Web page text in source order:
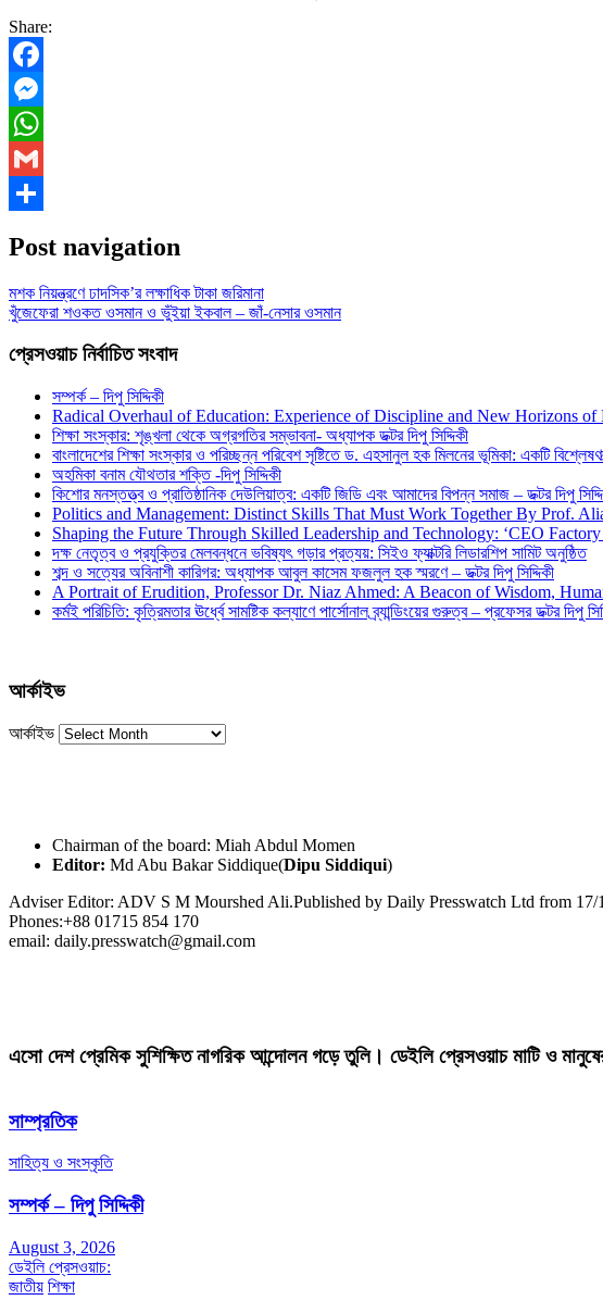
Share:
Facebook
Messenger
WhatsApp
Gmail
Post navigation
মশক নিয়ন্ত্রণে ঢাদসিক’র লক্ষাধিক টাকা জরিমানা
খুঁজেফেরা শওকত ওসমান ও ভুঁইয়া ইকবাল – জাঁ-নেসার ওসমান
প্রেসওয়াচ নির্বাচিত সংবাদ
সম্পর্ক – দিপু সিদ্দিকী
Radical Overhaul of Education: Experience of Discipline and New Horizons
শিক্ষা সংস্কার: শৃঙ্খলা থেকে অগ্রগতির সম্ভাবনা- অধ্যাপক ডক্টর দিপু সিদ্দিকী
বাংলাদেশের শিক্ষা সংস্কার ও পরিচ্ছন্ন পরিবেশ সৃষ্টিতে ড. এহসানুল হক মিলনের ভূমিকা: একটি
অহমিকা বনাম যৌথতার শক্তি -দিপু সিদ্দিকী
কিশোর মনস্তত্ত্ব ও প্রাতিষ্ঠানিক দেউলিয়াত্ব: একটি জিডি এবং আমাদের বিপন্ন সমাজ – ডক্টর দিপু
Politics and Management: Distinct Skills That Must Work Together By Prof.
Shaping the Future Through Skilled Leadership and Technology: ‘CEO
দক্ষ নেতৃত্ব ও প্রযুক্তির মেলবন্ধনে ভবিষ্যৎ গড়ার প্রত্যয়: সিইও ফ্যাক্টরি লিডারশিপ সামিট অনুষ্ঠিত
শব্দ ও সত্যের অবিনাশী কারিগর: অধ্যাপক আবুল কাসেম ফজলুল হক স্মরণে – ডক্টর দিপু সিদ্দিকী
A Portrait of Erudition, Professor Dr. Niaz Ahmed: A Beacon of Wisdom,
কর্মই পরিচিতি: কৃত্রিমতার ঊর্ধ্বে সামষ্টিক কল্যাণে পার্সোনাল ব্র্যান্ডিংয়ের গুরুত্ব – প্রফেসর ডক্টর দিপু
আর্কাইভ
আর্কাইভ
Chairman of the board: Miah Abdul Momen
Editor: Md Abu Bakar Siddique(Dipu Siddiqui)
Adviser Editor: ADV S M Mourshed Ali.Published by Daily Presswatch Ltd from
Phones:+88 01715 854 170
email: daily.presswatch@gmail.com
এসো দেশ প্রেমিক সুশিক্ষিত নাগরিক আন্দোলন গড়ে তুলি। ডেইলি প্রেসওয়াচ মাটি ও
সাম্প্রতিক
সাহিত্য ও সংস্কৃতি
সম্পর্ক – দিপু সিদ্দিকী
August 3, 2026
ডেইলি প্রেসওয়াচ:
জাতীয় শিক্ষা